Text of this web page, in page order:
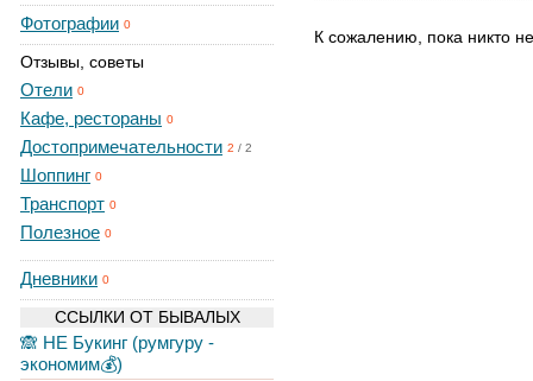
Фотографии 0
Отзывы, советы
Отели 0
Кафе, рестораны 0
Достопримечательности 2 / 2
Шоппинг 0
Транспорт 0
Полезное 0
Дневники 0
ССЫЛКИ ОТ БЫВАЛЫХ
🙈 НЕ Букинг (румгуру -
экономим💰)
К сожалению, пока никто